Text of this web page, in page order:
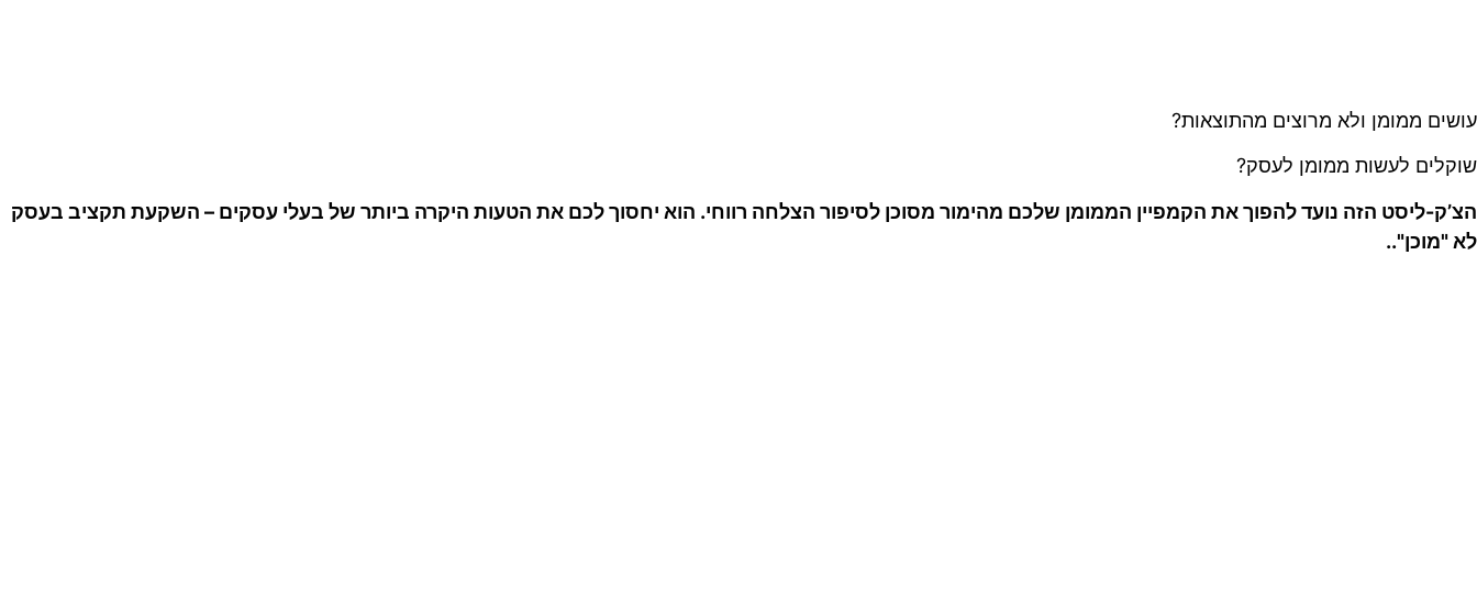
עושים ממומן ולא מרוצים מהתוצאות?
שוקלים לעשות ממומן לעסק?
הצ’ק-ליסט הזה נועד להפוך את הקמפיין הממומן שלכם מהימור מסוכן לסיפור הצלחה רווחי. הוא יחסוך לכם את הטעות היקרה ביותר של בעלי עסקים – השקעת תקציב בעסק
לא "מוכן"..